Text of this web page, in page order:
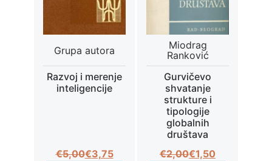
Grupa autora
Razvoj i merenje
inteligencije
€5,00Izvorna
€3,75
Trenutna
Miodrag
Ranković
Gurvičevo
shvatanje
strukture i
tipologije
globalnih
društava
€2,00Izvorna
€1,50
Trenutna